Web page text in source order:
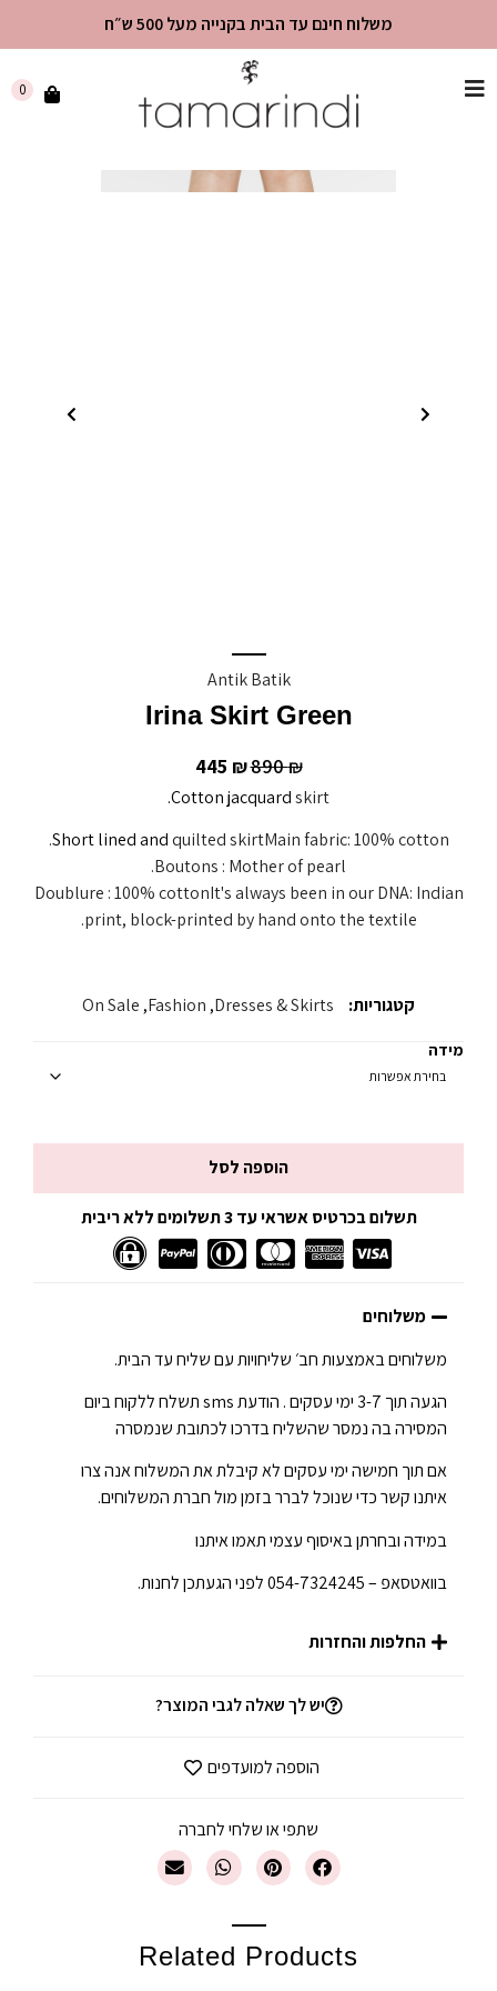
שִׂים
משלוח חינם עד הבית בקנייה מעל 500 ש״ח
0
Antik Batik
Irina Skirt Green
890₪
445 ₪
Cotton jacquardskirt
.
Short lined andquilted skirtMain fabric: 100% cotton.
Boutons : Mother of pearl.
Doublure : 100% cottonIt's always been in our DNA: Indian
print, block-printed by hand onto the textile.
קטגוריות: Dresses & Skirts
,
Fashion
,
On Sale
מידה
הוספה לסל
תשלום בכרטיס אשראי עד 3 תשלומים ללא ריבית
משלוחים
משלוחים באמצעות חב׳ שליחויות עם שליח עד הבית.
הגעה תוך 3-7 ימי עסקים . הודעת sms תשלח ללקוח ביום
המסירה בה נמסר שהשליח בדרכו לכתובת שנמסרה
אם תוך חמישה ימי עסקים לא קיבלת את המשלוח אנה צרו
איתנו קשר כדי שנוכל לברר בזמן מול חברת המשלוחים.
במידה ובחרתן באיסוף עצמי תאמו איתנו
בוואטסאפ – 054-7324245 לפני הגעתכן לחנות.
החלפות והחזרות
יש לך שאלה לגבי המוצר?
הוספה למועדפים
שתפי או שלחי לחברה
Related Products